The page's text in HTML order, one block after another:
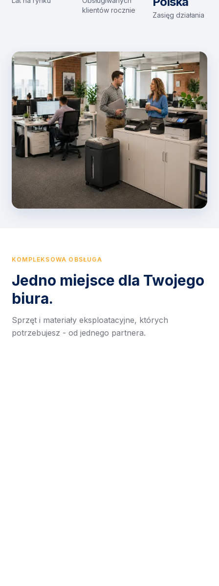
klientów rocznie
Zasięg działania
KOMPLEKSOWA OBSŁUGA
Jedno miejsce dla Twojego
biura.
Sprzęt i materiały eksploatacyjne, których
potrzebujesz - od jednego partnera.